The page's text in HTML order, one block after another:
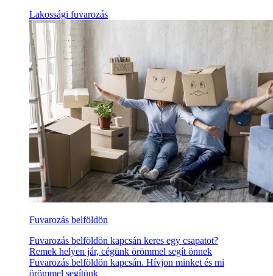
Lakossági fuvarozás
Fuvarozás belföldön
Fuvarozás belföldön kapcsán keres egy csapatot?
Remek helyen jár, cégünk örömmel segít önnek
Fuvarozás belföldön kapcsán. Hívjon minket és mi
örömmel segítünk